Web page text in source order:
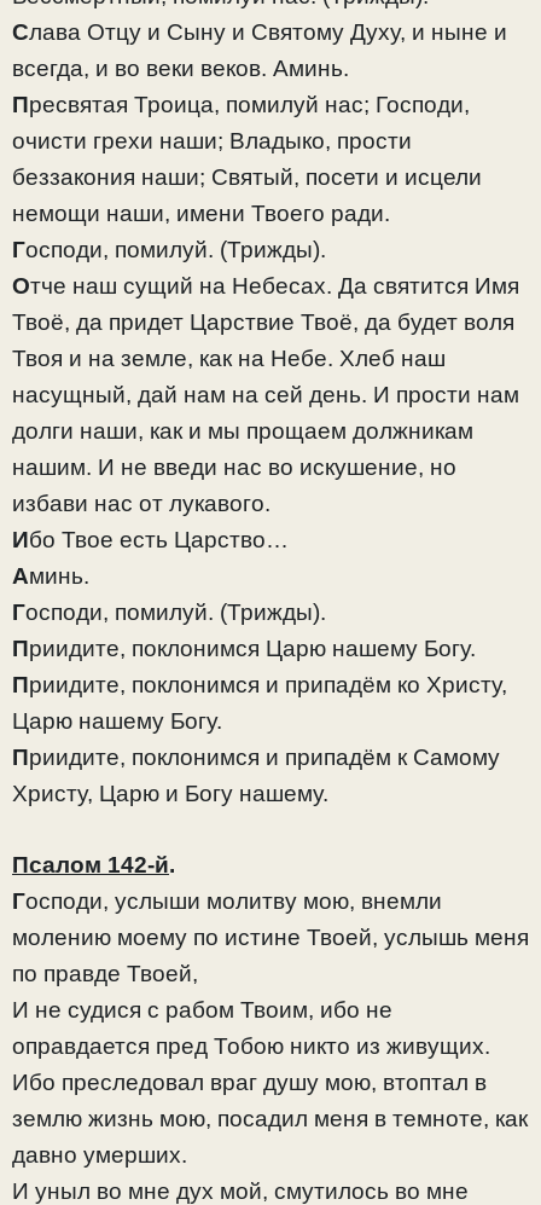
Слава Отцу и Сыну и Святому Духу, и ныне и
всегда, и во веки веков. Аминь.
Пресвятая Троица, помилуй нас; Господи,
очисти грехи наши; Владыко, прости
беззакония наши; Святый, посети и исцели
немощи наши, имени Твоего ради.
Господи, помилуй. (Трижды).
Отче наш сущий на Небесах. Да святится Имя
Твоё, да придет Царствие Твоё, да будет воля
Твоя и на земле, как на Небе. Хлеб наш
насущный, дай нам на сей день. И прости нам
долги наши, как и мы прощаем должникам
нашим. И не введи нас во искушение, но
избави нас от лукавого.
Ибо Твое есть Царство…
Аминь.
Господи, помилуй. (Трижды).
Приидите, поклонимся Царю нашему Богу.
Приидите, поклонимся и припадём ко Христу,
Царю нашему Богу.
Приидите, поклонимся и припадём к Самому
Христу, Царю и Богу нашему.
Псалом 142-й.
Господи, услыши молитву мою, внемли
молению моему по истине Твоей, услышь меня
по правде Твоей,
И не судися с рабом Твоим, ибо не
оправдается пред Тобою никто из живущих.
Ибо преследовал враг душу мою, втоптал в
землю жизнь мою, посадил меня в темноте, как
давно умерших.
И уныл во мне дух мой, смутилось во мне